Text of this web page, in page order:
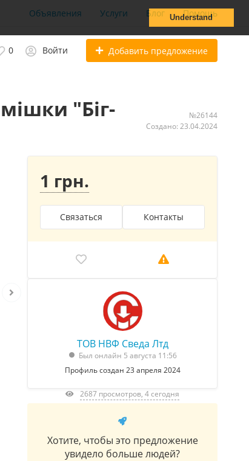
Understand
Объявления Услуги Блог Помощь
0 Войти Добавить предложение
"Біг-
№26144
Создано: 23.04.2024
1 грн.
Связаться Контакты
ТОВ НВФ Сведа Лтд
Был онлайн 5 августа 11:56
Профиль создан 23 апреля 2024
2687 просмотров, 4 сегодня
Хотите, чтобы это предложение
увидело больше людей?